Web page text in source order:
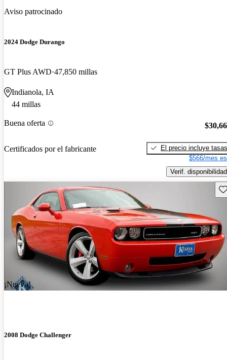
Aviso patrocinado
2024 Dodge Durango
GT Plus AWD 47,850 millas
Indianola, IA
44 millas
Buena oferta
Certificados por el fabricante
El precio incluye tasas
$566/mes
Verif. disponibilidad
¡Nuevo!
2008 Dodge Challenger